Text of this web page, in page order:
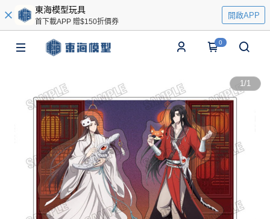
東海模型玩具
首下載APP 贈$150折價券
開啟APP
0
1/1